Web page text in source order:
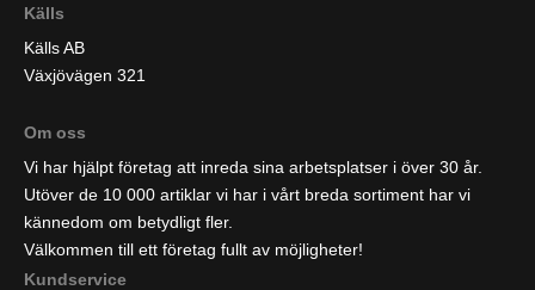
Källs
Källs AB
Växjövägen 321
Om oss
Vi har hjälpt företag att inreda sina arbetsplatser i över 30 år.
Utöver de 10 000 artiklar vi har i vårt breda sortiment har vi
kännedom om betydligt fler.
Välkommen till ett företag fullt av möjligheter!
Kundservice